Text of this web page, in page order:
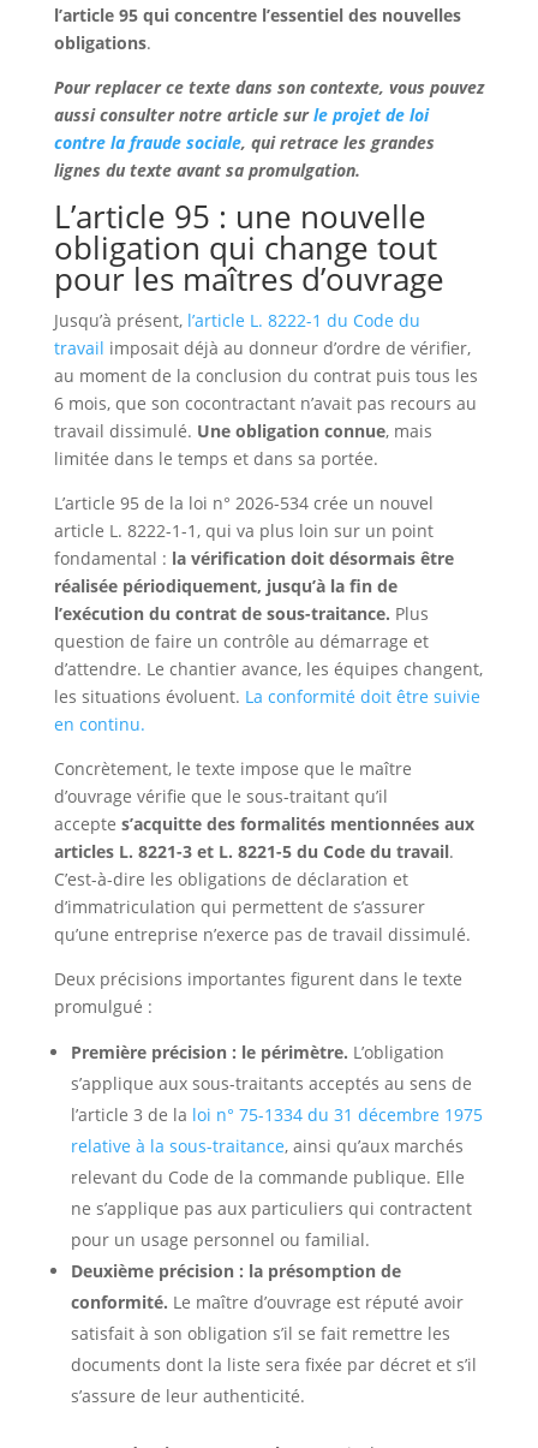
l’article 95 qui concentre l’essentiel des nouvelles
obligations.
Pour replacer ce texte dans son contexte, vous pouvez
aussi consulter notre article surle projet de loi
contre la fraude sociale, qui retrace les grandes
lignes du texte avant sa promulgation.
L’article 95 : une nouvelle
obligation qui change tout
pour les maîtres d’ouvrage
Jusqu’à présent, l’article L. 8222-1 du Code du
travail imposait déjà au donneur d’ordre de vérifier,
au moment de la conclusion du contrat puis tous les
6 mois, que son cocontractant n’avait pas recours au
travail dissimulé. Une obligation connue, mais
limitée dans le temps et dans sa portée.
L’article 95 de la loi n° 2026-534 crée un nouvel
article L. 8222-1-1, qui va plus loin sur un point
fondamental : la vérification doit désormais être
réalisée périodiquement, jusqu’à la fin de
l’exécution du contrat de sous-traitance. Plus
question de faire un contrôle au démarrage et
d’attendre. Le chantier avance, les équipes changent,
les situations évoluent. La conformité doit être suivie
en continu.
Concrètement, le texte impose que le maître
d’ouvrage vérifie que le sous-traitant qu’il
accepte s’acquitte des formalités mentionnées aux
articles L. 8221-3 et L. 8221-5 du Code du travail.
C’est-à-dire les obligations de déclaration et
d’immatriculation qui permettent de s’assurer
qu’une entreprise n’exerce pas de travail dissimulé.
Deux précisions importantes figurent dans le texte
promulgué :
Première précision : le périmètre. L’obligation
s’applique aux sous-traitants acceptés au sens de
l’article 3 de la loi n° 75-1334 du 31 décembre 1975
relative à la sous-traitance, ainsi qu’aux marchés
relevant du Code de la commande publique. Elle
ne s’applique pas aux particuliers qui contractent
pour un usage personnel ou familial.
Deuxième précision : la présomption de
conformité. Le maître d’ouvrage est réputé avoir
satisfait à son obligation s’il se fait remettre les
documents dont la liste sera fixée par décret et s’il
s’assure de leur authenticité.